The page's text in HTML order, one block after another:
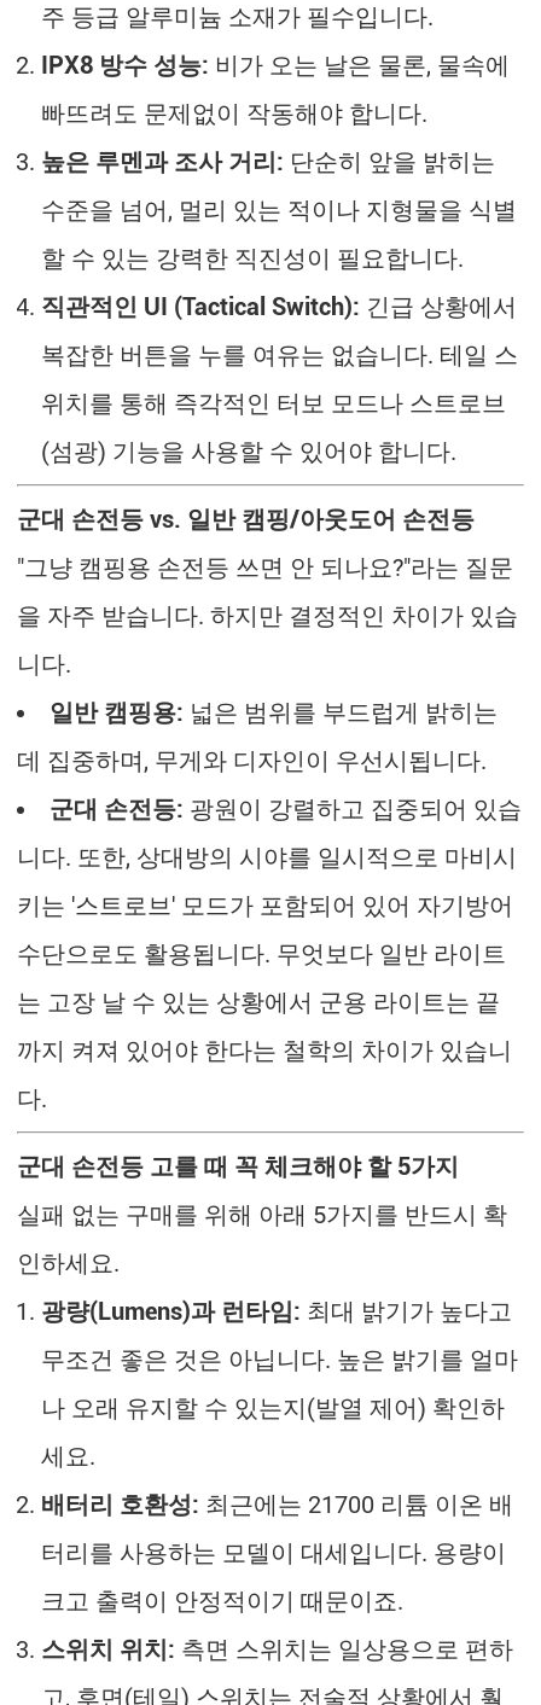
주 등급 알루미늄 소재가 필수입니다.
IPX8 방수 성능: 비가 오는 날은 물론, 물속에
빠뜨려도 문제없이 작동해야 합니다.
높은 루멘과 조사 거리: 단순히 앞을 밝히는
수준을 넘어, 멀리 있는 적이나 지형물을 식별
할 수 있는 강력한 직진성이 필요합니다.
직관적인 UI (Tactical Switch): 긴급 상황에서
복잡한 버튼을 누를 여유는 없습니다. 테일 스
위치를 통해 즉각적인 터보 모드나 스트로브
(섬광) 기능을 사용할 수 있어야 합니다.
군대 손전등 vs. 일반 캠핑/아웃도어 손전등
"그냥 캠핑용 손전등 쓰면 안 되나요?"라는 질문
을 자주 받습니다. 하지만 결정적인 차이가 있습
니다.
일반 캠핑용: 넓은 범위를 부드럽게 밝히는
데 집중하며, 무게와 디자인이 우선시됩니다.
군대 손전등: 광원이 강렬하고 집중되어 있습
니다. 또한, 상대방의 시야를 일시적으로 마비시
키는 '스트로브' 모드가 포함되어 있어 자기방어
수단으로도 활용됩니다. 무엇보다 일반 라이트
는 고장 날 수 있는 상황에서 군용 라이트는 끝
까지 켜져 있어야 한다는 철학의 차이가 있습니
다.
군대 손전등 고를 때 꼭 체크해야 할 5가지
실패 없는 구매를 위해 아래 5가지를 반드시 확
인하세요.
광량(Lumens)과 런타임: 최대 밝기가 높다고
무조건 좋은 것은 아닙니다. 높은 밝기를 얼마
나 오래 유지할 수 있는지(발열 제어) 확인하
세요.
배터리 호환성: 최근에는 21700 리튬 이온 배
터리를 사용하는 모델이 대세입니다. 용량이
크고 출력이 안정적이기 때문이죠.
스위치 위치: 측면 스위치는 일상용으로 편하
고, 후면(테일) 스위치는 전술적 상황에서 훨